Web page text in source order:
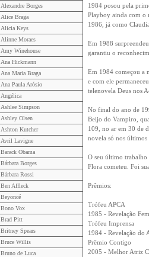
Alexandre Borges
Alice Braga
Alicia Keys
Alinne Moraes
Amy Winehouse
Ana Hickmann
Ana Maria Braga
Ana Paula Arósio
Angélica
Ashlee Simpson
Ashley Olsen
Ashton Kutcher
Avril Lavigne
Barack Obama
Bárbara Borges
Bárbara Rossi
Ben Affleck
Beyoncé
Bono Vox
Brad Pitt
Britney Spears
Bruce Willis
Bruno de Luca
1984 posou pela
Playboy ainda com o
1986, já como Claudia
Em 1988
garantiu o
Em 1984 começou a
e com ele
telenovela Deus nos
No final do ano de
Beijo do Vampiro,
109, no ar em 30 de
novela só nos últimos
O seu último trabalho
Flora cometeu. Foi
Prêmios:
Trófeu APCA
1985 - Revelação
Trófeu Imprensa
1984 - Revelação do
Prêmio Contigo
2005 - Melhor Atriz